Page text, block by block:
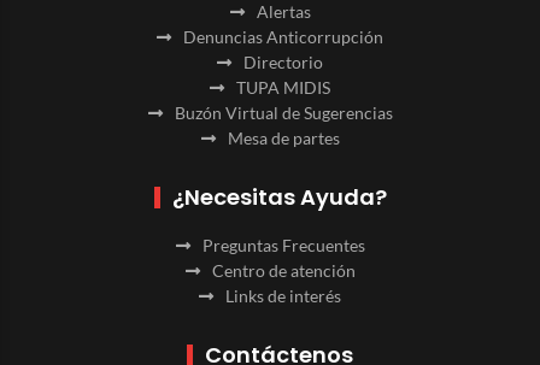
Alertas
Denuncias Anticorrupción
Directorio
TUPA MIDIS
Buzón Virtual de Sugerencias
Mesa de partes
¿Necesitas Ayuda?
Preguntas Frecuentes
Centro de atención
Links de interés
Contáctenos